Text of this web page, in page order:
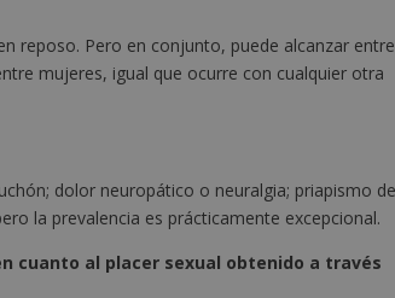
reposo. Pero en conjunto, puede alcanzar entre
mujeres, igual que ocurre con cualquier otra
dolor neuropático o neuralgia; priapismo
la prevalencia es prácticamente excepcional.
cuanto al placer sexual obtenido a través